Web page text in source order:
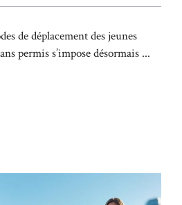
de déplacement des jeunes
permis s’impose désormais ...